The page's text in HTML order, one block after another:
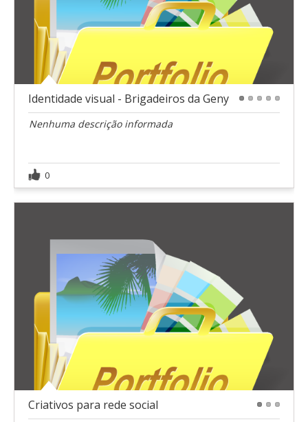
Identidade visual - Brigadeiros da Geny
Nenhuma descrição informada
0
Criativos para rede social